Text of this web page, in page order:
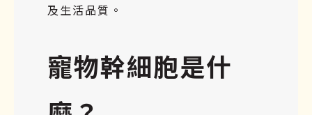
及生活品質。
寵物幹細胞是什